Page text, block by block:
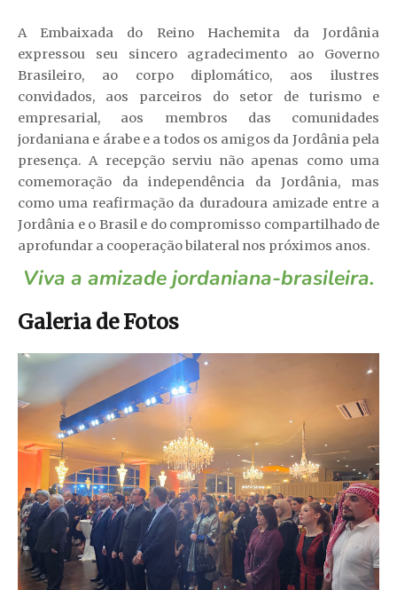
A Embaixada do Reino Hachemita da Jordânia
expressou seu sincero agradecimento ao Governo
Brasileiro, ao corpo diplomático, aos ilustres
convidados, aos parceiros do setor de turismo e
empresarial, aos membros das comunidades
jordaniana e árabe e a todos os amigos da Jordânia pela
presença. A recepção serviu não apenas como uma
comemoração da independência da Jordânia, mas
como uma reafirmação da duradoura amizade entre a
Jordânia e o Brasil e do compromisso compartilhado de
aprofundar a cooperação bilateral nos próximos anos.
Viva a amizade jordaniana-brasileira.
Galeria de Fotos